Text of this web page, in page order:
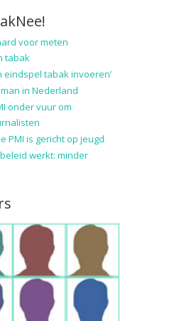
voor meten
tabak
eindspel tabak invoeren’
man in Nederland
onder vuur om
PMI is gericht op jeugd
werkt: minder